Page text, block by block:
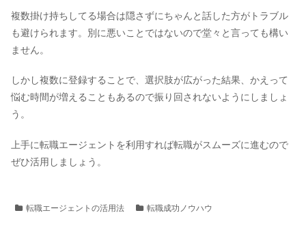
複数掛け持ちしてる場合は隠さずにちゃんと話した方がトラブル
も避けられます。別に悪いことではないので堂々と言っても構い
ません。
しかし複数に登録することで、選択肢が広がった結果、かえって
悩む時間が増えることもあるので振り回されないようにしましょ
う。
上手に転職エージェントを利用すれば転職がスムーズに進むので
ぜひ活用しましょう。
転職エージェントの活用法 転職成功ノウハウ